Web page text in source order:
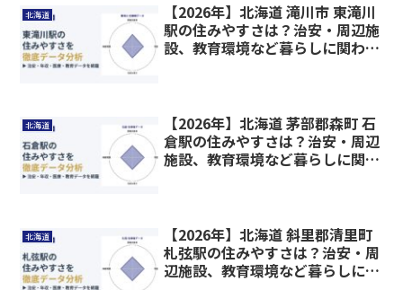
北海道
【2026年】北海道 滝川市 東滝川
駅の住みやすさは？治安・周辺施
設、教育環境など暮らしに関わる
北海道
【2026年】北海道 茅部郡森町 石
倉駅の住みやすさは？治安・周辺
施設、教育環境など暮らしに関わ
北海道
【2026年】北海道 斜里郡清里町
札弦駅の住みやすさは？治安・周
辺施設、教育環境など暮らしに関